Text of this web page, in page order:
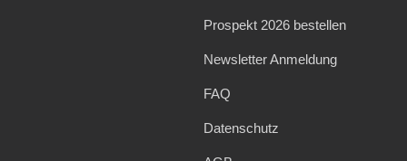
Prospekt 2026 bestellen
Newsletter Anmeldung
FAQ
Datenschutz